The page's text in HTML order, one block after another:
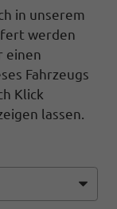
in unserem
werden
einen
Fahrzeugs
Klick
lassen.